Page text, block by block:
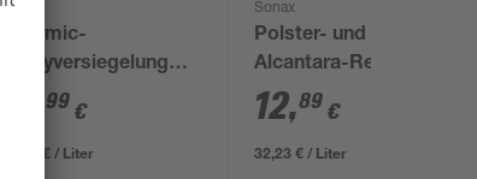
Sonax
Ceramic-
Sprayversiegelung
'Xtreme' 750 ml
99 €
26,65 € / Liter
Sonax
Polster- und
Alcantara-Reiniger
'Xtreme' 400 ml
12,89 €
32,23 € / Liter